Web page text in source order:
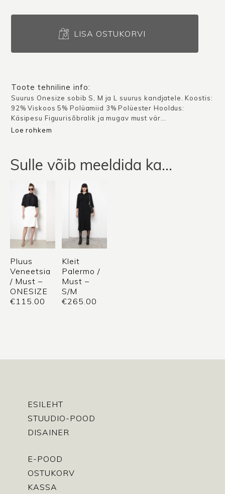
kogus
LISA OSTUKORVI
Toote tehniline info:
Suurus Onesize sobib S, M ja L suurus kandjatele. Koostis:
92% Viskoos 5% Polüamiid 3% Polüester Hooldus:
Käsipesu Figuurisõbralik ja mugav must vär...
Loe rohkem
Sulle võib meeldida ka…
Pluus
Veneetsia
/ Must –
ONESIZE
€115.00
Kleit
Palermo /
Must –
S/M
€265.00
ESILEHT
STUUDIO-POOD
DISAINER
E-POOD
OSTUKORV
KASSA